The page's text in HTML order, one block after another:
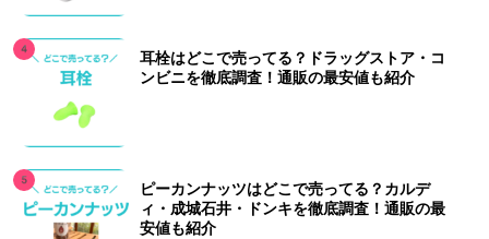
耳栓はどこで売ってる？ドラッグストア・コ
ンビニを徹底調査！通販の最安値も紹介
ピーカンナッツはどこで売ってる？カルデ
ィ・成城石井・ドンキを徹底調査！通販の最
安値も紹介